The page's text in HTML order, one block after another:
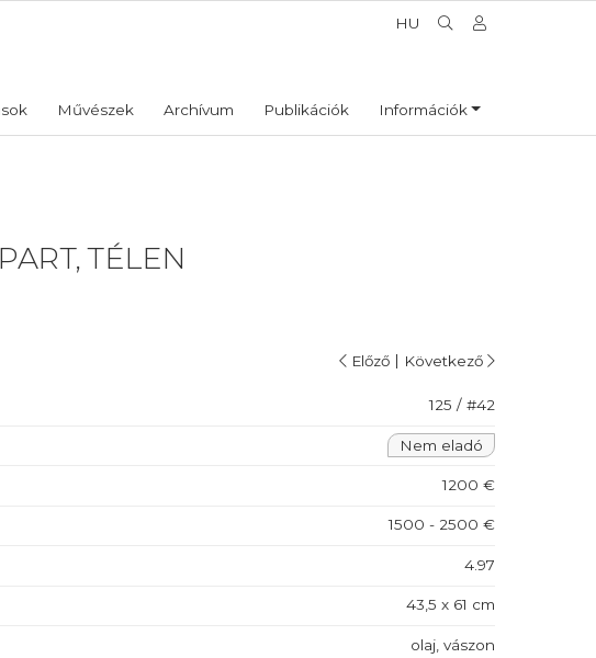
HU
Művészek Archívum Publikációk Információk
TÉLEN
Előző | Következő
125 / #42
Nem eladó
1200 €
1500 - 2500 €
4.97
43,5 x 61 cm
olaj, vászon